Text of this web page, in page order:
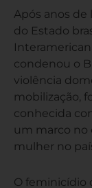
Após anos
do Estado
condenou o
violência
mobilização,
conhecida
um marco no
mulher no
O feminicídio